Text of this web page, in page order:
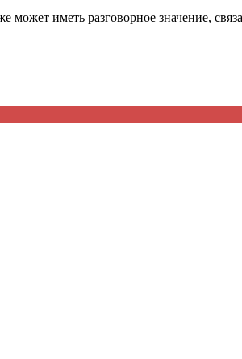
иметь разговорное значение,